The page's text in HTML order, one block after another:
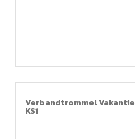
Verbandtrommel Vakantie
KS1